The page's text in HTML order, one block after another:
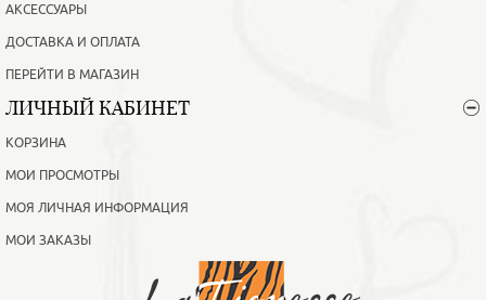
АКСЕССУАРЫ
ДОСТАВКА И ОПЛАТА
ПЕРЕЙТИ В МАГАЗИН
ЛИЧНЫЙ КАБИНЕТ
КОРЗИНА
МОИ ПРОСМОТРЫ
МОЯ ЛИЧНАЯ ИНФОРМАЦИЯ
МОИ ЗАКАЗЫ